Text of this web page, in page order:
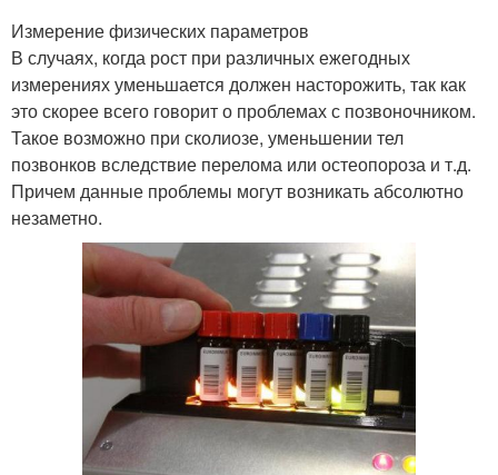
Измерение физических параметров
В случаях, когда рост при различных ежегодных
измерениях уменьшается должен насторожить, так как
это скорее всего говорит о проблемах с позвоночником.
Такое возможно при сколиозе, уменьшении тел
позвонков вследствие перелома или остеопороза и т.д.
Причем данные проблемы могут возникать абсолютно
незаметно.